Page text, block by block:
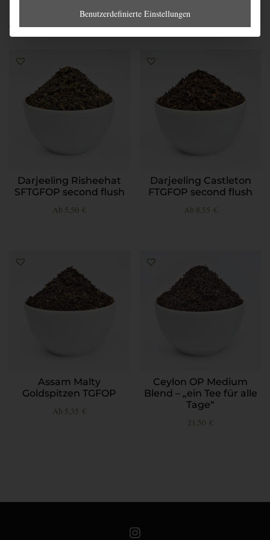
Ähnliche Produkte
Darjeeling Risheehat
SFTGFOP second flush
Ab 5,50 €
Darjeeling Castleton
FTGFOP second flush
Ab 8,55 €
Assam Malty
Goldspitzen TGFOP
Ab 5,35 €
Ceylon OP Medium
Blend – „ein Tee für alle
Tage“
21,50 €
Teeschale auf Instagram
Benutzerdefinierte Einstellungen